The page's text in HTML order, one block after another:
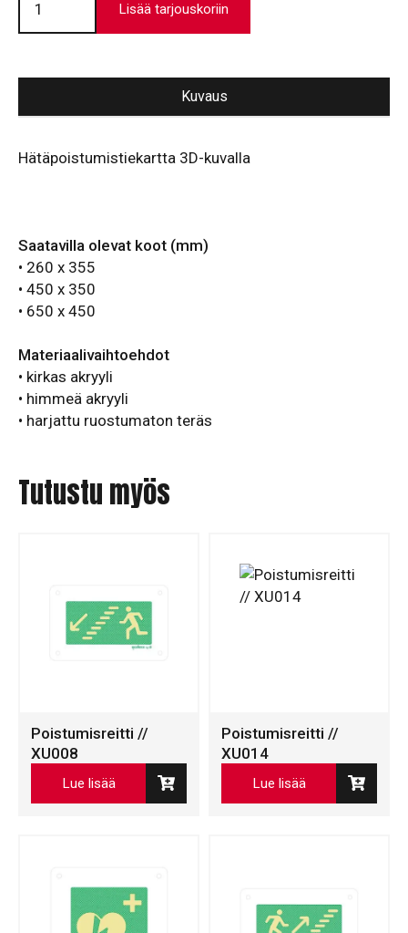
XTV3D
määrä
Lisää tarjouskoriin
Kuvaus
Hätäpoistumistiekartta 3D-kuvalla
Saatavilla olevat koot (mm)
• 260 x 355
• 450 x 350
• 650 x 450
Materiaalivaihtoehdot
• kirkas akryyli
• himmeä akryyli
• harjattu ruostumaton teräs
Tutustu myös
Poistumisreitti //
XU008
Lue lisää
Poistumisreitti //
XU014
Lue lisää